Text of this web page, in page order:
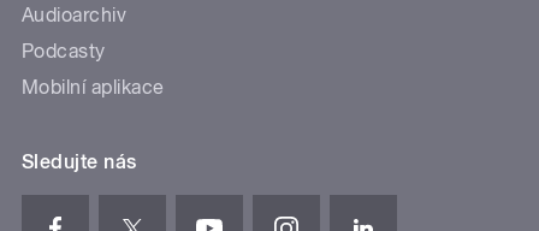
Audioarchiv
Podcasty
Mobilní aplikace
Sledujte nás